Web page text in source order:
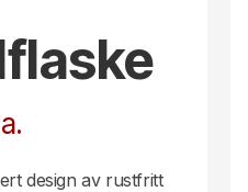
design av rustfritt